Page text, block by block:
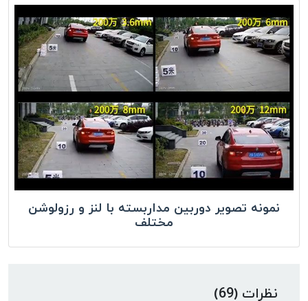
نمونه تصویر دوربین مداربسته با لنز و رزولوشن
مختلف
نظرات (69)